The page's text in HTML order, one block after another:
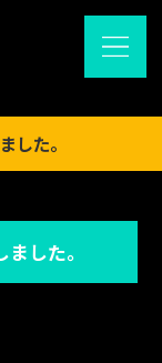
した。
した。